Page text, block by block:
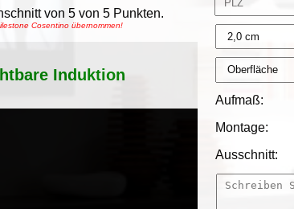
von 5 von 5 Punkten.
Cosentino übernommen!
Induktion
Aufmaß:
Montage:
Ausschnitt: